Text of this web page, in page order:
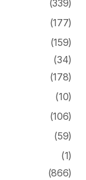
(339)
(177)
(159)
(34)
(178)
(10)
(106)
(59)
(1)
(866)